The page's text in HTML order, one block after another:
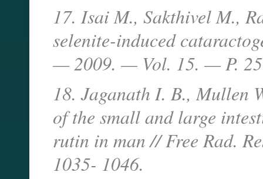
17. Isai M., Sakthivel M.,
selenite-induced
— 2009. — Vol. 15. — P.
18. Jaganath I. B., Mullen
of the small and large
rutin in man // Free
1035- 1046.